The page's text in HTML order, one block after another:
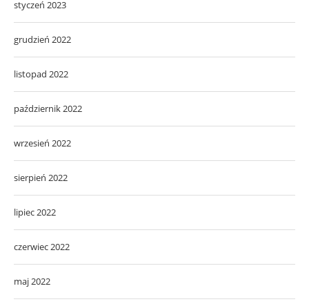
styczeń 2023
grudzień 2022
listopad 2022
październik 2022
wrzesień 2022
sierpień 2022
lipiec 2022
czerwiec 2022
maj 2022